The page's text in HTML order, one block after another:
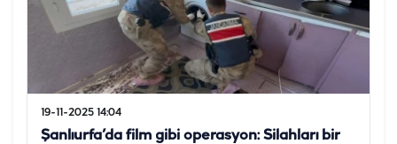
19-11-2025 14:04
Şanlıurfa’da film gibi operasyon: Silahları bir